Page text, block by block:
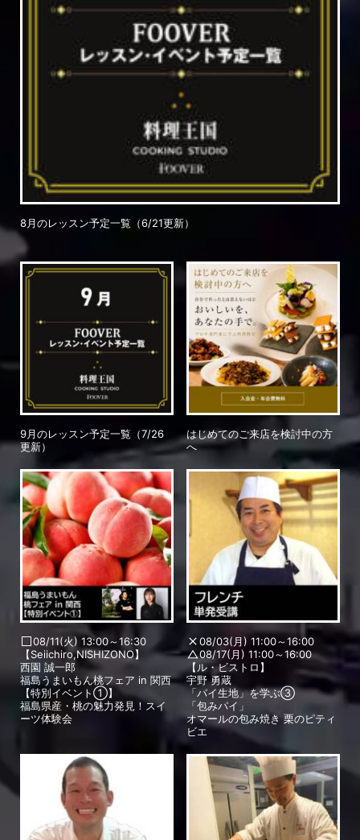
8月のレッスン予定一覧（6/21更新）
9月のレッスン予定一覧（7/26
更新）
はじめてのご来店を検討中の方
へ
08/11(火) 13:00～16:30
【Seiichiro,NISHIZONO】
西園 誠一郎
福島うまいもん桃フェア in 関西
【特別イベント①】
福島県産・桃の魅力発見！スイ
ーツ体験会
08/03(月) 11:00～16:00
08/17(月) 11:00～16:00
【ル・ビストロ】
宇野 勇蔵
「パイ生地」を学ぶ③
「包みパイ」
オマールの包み焼き 栗のピティ
ビエ